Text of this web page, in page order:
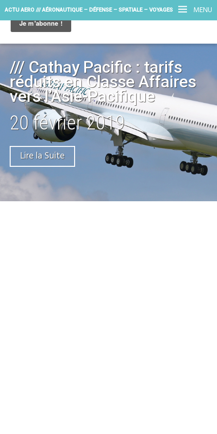
MENU
ACTU AERO /// AÉRONAUTIQUE – DÉFENSE – SPATIALE – VOYAGES
/// Cathay Pacific : tarifs
réduits en Classe Affaires
vers l’Asie-Pacifique
20 février 2019
Lire la Suite